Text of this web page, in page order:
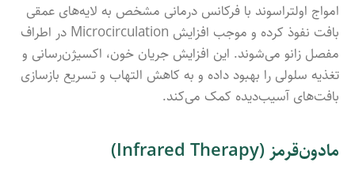
امواج اولتراسوند با فرکانس درمانی مشخص به لایه‌های عمقی
بافت نفوذ کرده و موجب افزایش Microcirculation در اطراف
مفصل زانو می‌شوند. این افزایش جریان خون، اکسیژن‌رسانی و
تغذیه سلولی را بهبود داده و به کاهش التهاب و تسریع بازسازی
بافت‌های آسیب‌دیده کمک می‌کند.
مادون‌قرمز (Infrared Therapy)